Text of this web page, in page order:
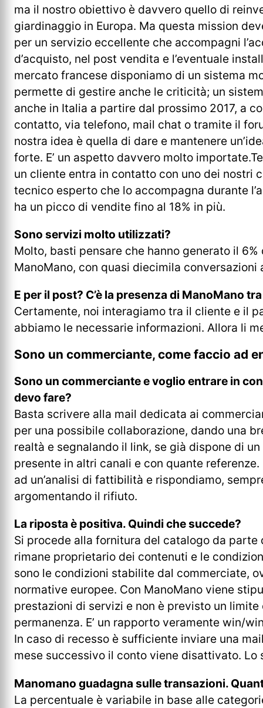
ma il nostro obiettivo è davvero quello di
giardinaggio in Europa. Ma questa mission
per un servizio eccellente che accompagni
d’acquisto, nel post vendita e l’eventuale
mercato francese disponiamo di un sistema
permette di gestire anche le criticità; un
anche in Italia a partire dal prossimo 2017, a
contatto, via telefono, mail chat o tramite il
nostra idea è quella di dare e mantenere
forte. E’ un aspetto davvero molto
un cliente entra in contatto con uno dei nostri
tecnico esperto che lo accompagna durante
ha un picco di vendite fino al 18% in più.
Sono servizi molto utilizzati?
Molto, basti pensare che hanno generato il
ManoMano, con quasi diecimila conversazioni
E per il post? C’è la presenza di ManoMano
Certamente, noi interagiamo tra il cliente e il
abbiamo le necessarie informazioni. Allora li
Sono un commerciante, come faccio ad
Sono un commerciante e voglio entrare in
devo fare?
Basta scrivere alla mail dedicata ai
per una possibile collaborazione, dando una
realtà e segnalando il link, se già dispone di
presente in altri canali e con quante
ad un’analisi di fattibilità e rispondiamo,
argomentando il rifiuto.
La riposta è positiva. Quindi che succede?
Si procede alla fornitura del catalogo da parte
rimane proprietario dei contenuti e le
sono le condizioni stabilite dal commerciate,
normative europee. Con ManoMano viene
prestazioni di servizi e non è previsto un
permanenza. E’ un rapporto veramente win/
In caso di recesso è sufficiente inviare una
mese successivo il conto viene disattivato. Lo
Manomano guadagna sulle transazioni.
La percentuale è variabile in base alle